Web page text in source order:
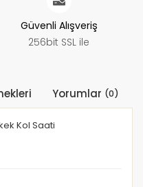
Güvenli Alışveriş
256bit SSL ile
Yorumlar (0)
Kol Saati